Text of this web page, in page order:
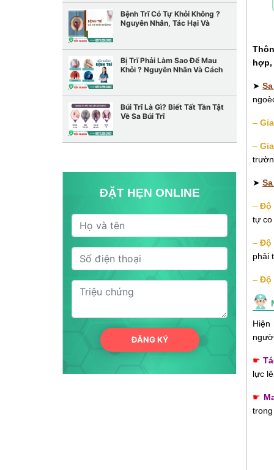
Bệnh Trĩ Có Tự Khỏi Không ?
Nguyên Nhân, Tác Hại Và
Bị Trĩ Phải Làm Sao Để Mau
Khỏi ? Nguyên Nhân Và Cách
Búi Trĩ Là Gì? Biết Tất Tần Tật
Về Sa Búi Trĩ
ĐẶT HẸN ONLINE
ĐĂNG KÝ
hợp,
➤
–
–
➤
–Độ
tự co
–Độ
phải
– Độ
Hiện
☛
lực
☛